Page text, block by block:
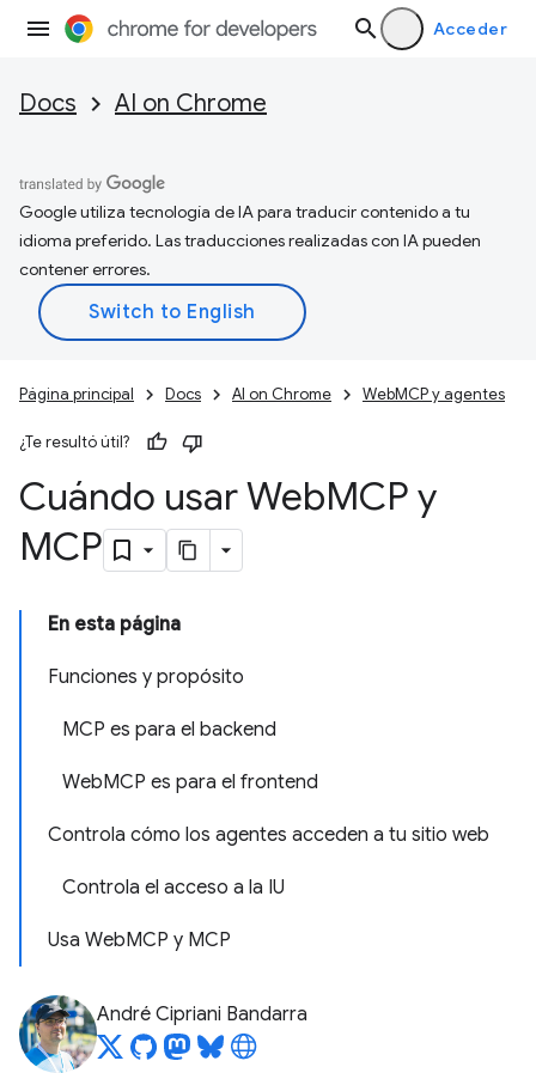
Acceder
Docs AI on Chrome
Google utiliza tecnología de IA para traducir contenido a tu
idioma preferido. Las traducciones realizadas con IA pueden
contener errores.
Página principal Docs AI on Chrome WebMCP y agentes
¿Te resultó útil?
Cuándo usar WebMCP y
MCP
En esta página
Funciones y propósito
MCP es para el backend
WebMCP es para el frontend
Controla cómo los agentes acceden a tu sitio web
Controla el acceso a la IU
Usa WebMCP y MCP
André Cipriani Bandarra